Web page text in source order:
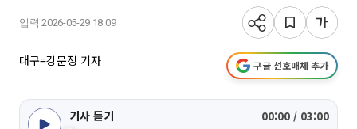
입력 2026-05-29 18:09
대구=강문정 기자 구글 선호매체 추가
기사 듣기 00:00 / 03:00